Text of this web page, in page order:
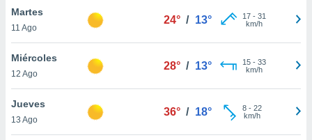
cookies
aceptar
Martes
11 Ago
24° / 13° 17- 31
km/h
Miércoles
12 Ago
28° / 13° 15- 33
km/h
Jueves
13 Ago
36° / 18° 8- 22
km/h